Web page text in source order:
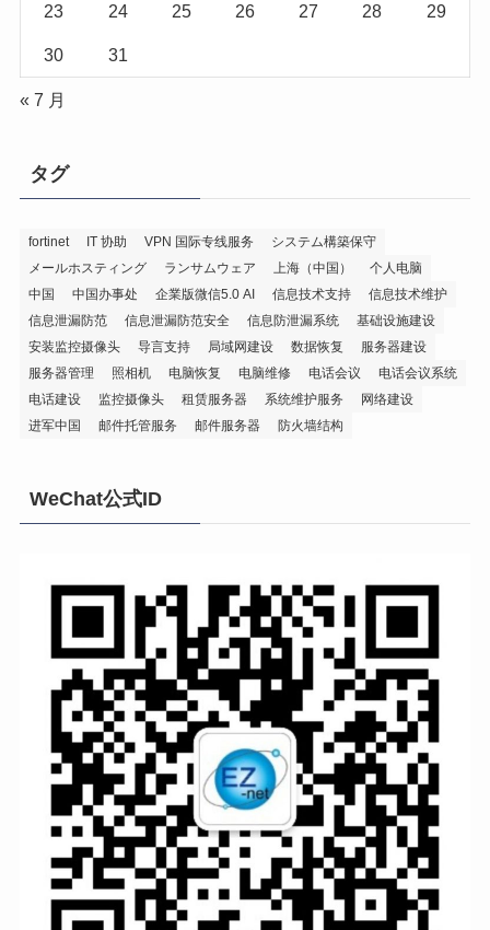
23 24 25 26 27 28 29
30 31
« 7 月
タグ
fortinet IT 协助 VPN 国际专线服务
システム構築保守
メールホスティング
ランサムウェア 上海（中国）
个人电脑
中国
中国办事处 企業版微信5.0 AI 信息技术支持
信息技术维护
信息泄漏防范
信息泄漏防范安全 信息防泄漏系统
基础设施建设
安装监控摄像头
导言支持 局域网建设 数据恢复
服务器建设
服务器管理
照相机 电脑恢复 电脑维修 电话会议
电话会议系统
电话建设
监控摄像头 租赁服务器 系统维护服务
网络建设
进军中国
邮件托管服务 邮件服务器 防火墙结构
WeChat公式ID